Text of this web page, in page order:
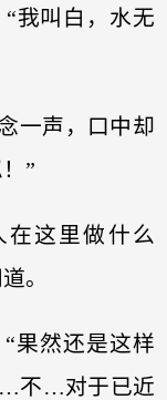
我叫白，水无
一声，口中却
”
这里做什么
。
果然还是这样
…不…对于已近